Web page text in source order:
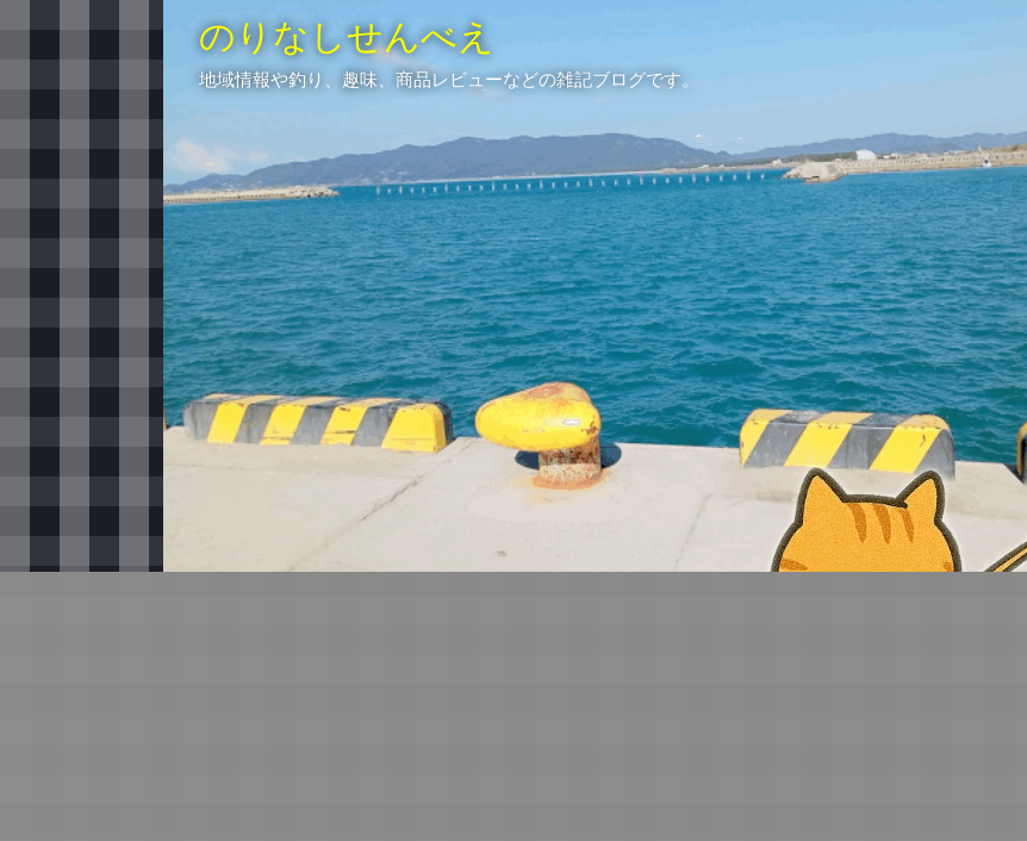
のりなしせんべえ
地域情報や釣り、趣味、商品レビューなどの雑記ブログです。